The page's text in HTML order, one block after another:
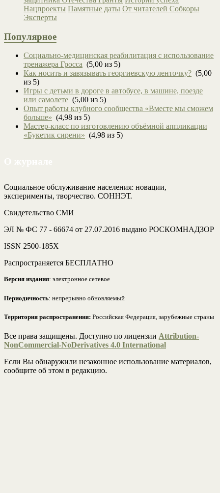
Нацпроекты Памятные даты От читателей Собкоры
Эксперты
Популярное
Социально-медицинская реабилитация с использование
тренажера Гросса (5,00 из 5)
Как носить и завязывать георгиевскую ленточку? (5,00
из 5)
Игры с детьми в дороге в автобусе, в машине, поезде
или самолете (5,00 из 5)
Опыт работы клубного сообщества «Вместе мы сможем
больше» (4,98 из 5)
Мастер-класс по изготовлению объёмной аппликации
«Букетик сирени» (4,98 из 5)
Социальное обслуживание населения: новации,
эксперименты, творчество. СОННЭТ.
Свидетельство СМИ
ЭЛ № ФС 77 - 66674 от 27.07.2016 выдано РОСКОМНАДЗОР
ISSN 2500-185Х
Распространяется БЕСПЛАТНО
Версия издания: электронное сетевое
Периодичность: непрерывно обновляемый
Территория распространения: Российская Федерация, зарубежные страны
Все права защищены. Доступно по лицензии Attribution-
NonCommercial-NoDerivatives 4.0 International
Если Вы обнаружили незаконное использование материалов,
сообщите об этом в редакцию.